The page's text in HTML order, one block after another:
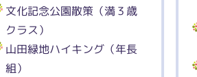
文化記念公園散策（満３歳
クラス）
山田緑地ハイキング（年長
組）